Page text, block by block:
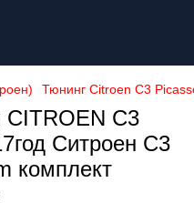
Тюнинг Citroen C3
CITROEN C3
Ситроен С3
комплект